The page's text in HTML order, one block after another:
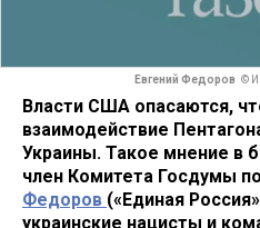
Евгений Федоров ©
Власти США опасаются,
взаимодействие
Украины. Такое мнение в
член Комитета Госдумы
Федоров («Единая
украинские нацисты и